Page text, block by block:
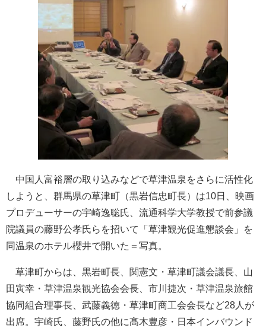
中国人富裕層の取り込みなどで草津温泉をさらに活性化
しようと、群馬県の草津町（黒岩信忠町長）は10日、映画
プロデューサーの宇崎逸聡氏、流通科学大学教授で前参議
院議員の藤野公孝氏らを招いて「草津観光促進懇談会」を
同温泉のホテル櫻井で開いた＝写真。
草津町からは、黒岩町長、関憲文・草津町議会議長、山
田寅幸・草津温泉観光協会会長、市川捷次・草津温泉旅館
協同組合理事長、武藤義徳・草津町商工会会長など28人が
出席。宇崎氏、藤野氏の他に髙木豊彦・日本インバウンド